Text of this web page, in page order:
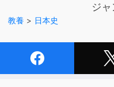
軍徳川家康の庇護の元、こ
等伯作「楓図」は、かつて秀
ジ
教養 > 日本史